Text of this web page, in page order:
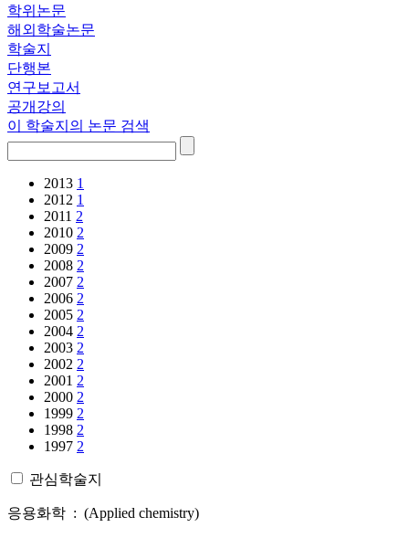
학위논문
해외학술논문
학술지
단행본
연구보고서
공개강의
이 학술지의 논문 검색
2013 1
2012 1
2011 2
2010 2
2009 2
2008 2
2007 2
2006 2
2005 2
2004 2
2003 2
2002 2
2001 2
2000 2
1999 2
1998 2
1997 2
관심학술지
응용화학 : (Applied chemistry)